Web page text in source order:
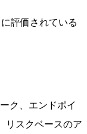
評価されている
ク、エンドポイ
リスクベースのア